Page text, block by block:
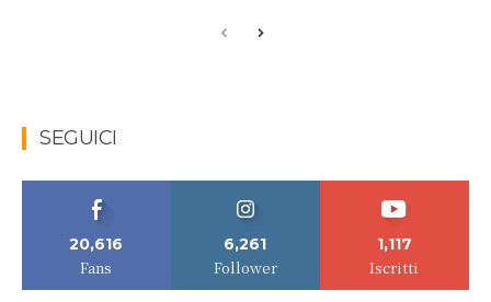
SEGUICI
20,616
Fans
6,261
Follower
1,117
Iscritti